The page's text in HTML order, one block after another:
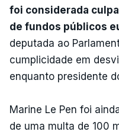
foi considerada
de fundos públicos
deputada ao
cumplicidade em
enquanto presidente
Marine Le Pen foi
de uma multa de 100